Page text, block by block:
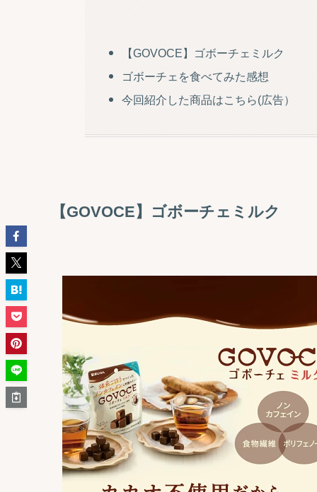
【GOVOCE】ゴボーチェミルク
ゴボーチェを食べてみた感想
今回紹介した商品はこちら(広告）
【GOVOCE】ゴボーチェミルク